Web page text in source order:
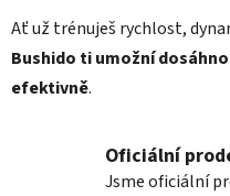
Ať už trénuješ rychlost,
Bushido ti umožní
efektivně.
Oficiální
Jsme oficiální